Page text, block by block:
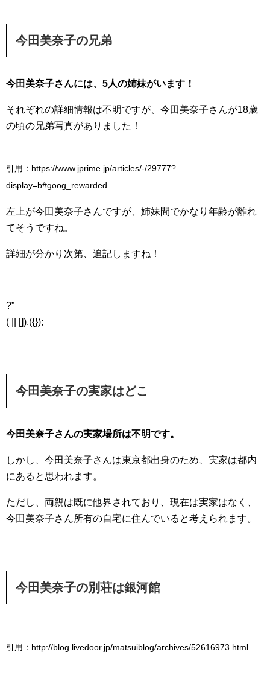
今田美奈子の兄弟
今田美奈子さんには、5人の姉妹がいます！
それぞれの詳細情報は不明ですが、今田美奈子さんが18歳
の頃の兄弟写真がありました！
引用：https://www.jprime.jp/articles/-/29777?
display=b#goog_rewarded
左上が今田美奈子さんですが、姉妹間でかなり年齢が離れ
てそうですね。
詳細が分かり次第、追記しますね！
?”
( || []).({});
今田美奈子の実家はどこ
今田美奈子さんの実家場所は不明です。
しかし、今田美奈子さんは東京都出身のため、実家は都内
にあると思われます。
ただし、両親は既に他界されており、現在は実家はなく、
今田美奈子さん所有の自宅に住んでいると考えられます。
今田美奈子の別荘は銀河館
引用：http://blog.livedoor.jp/matsuiblog/archives/52616973.html